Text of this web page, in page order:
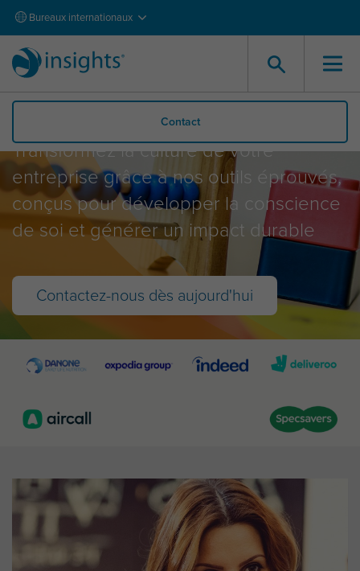
Bureaux internationaux
Contact
L’offre Insights
Transformez la culture de votre
entreprise grâce à nos outils éprouvés,
conçus pour développer la conscience
de soi et générer un impact durable
Contactez-nous dès aujourd'hui